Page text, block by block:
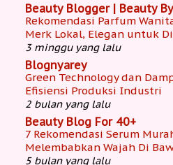
Beauty Blogger | Beauty
Rekomendasi Parfum
Merk Lokal, Elegan untuk
3 minggu yang lalu
Blognyarey
Green Technology dan
Efisiensi Produksi Industri
2 bulan yang lalu
Beauty Blog For 40+
7 Rekomendasi Serum
Melembabkan Wajah Di
5 bulan yang lalu